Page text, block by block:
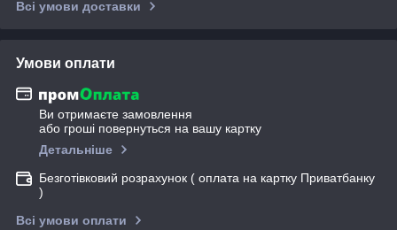
Всі умови доставки
Умови оплати
Ви отримаєте замовлення
або гроші повернуться на вашу картку
Детальніше
Безготівковий розрахунок ( оплата на картку Приватбанку
)
Всі умови оплати